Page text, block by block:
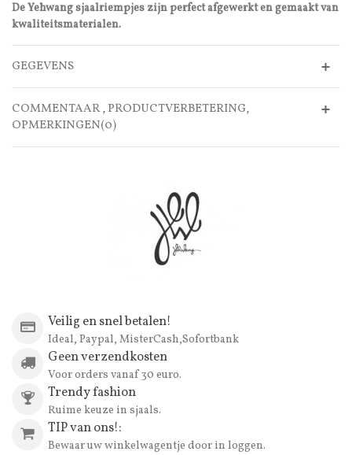
De Yehwang sjaalriempjes zijn perfect afgewerkt en gemaakt van
kwaliteitsmaterialen.
GEGEVENS
COMMENTAAR , PRODUCTVERBETERING,
OPMERKINGEN(0)
Veilig en snel betalen!
Ideal, Paypal, MisterCash,Sofortbank
Geen verzendkosten
Voor orders vanaf 30 euro.
Trendy fashion
Ruime keuze in sjaals.
TIP van ons!:
Bewaar uw winkelwagentje door in loggen.